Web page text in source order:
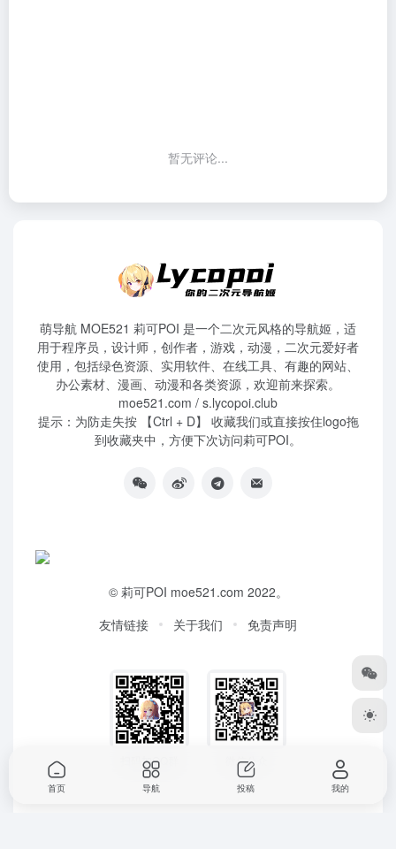
暂无评论...
萌导航 MOE521 莉可POI 是一个二次元风格的导航姬，适
用于程序员，设计师，创作者，游戏，动漫，二次元爱好者
使用，包括绿色资源、实用软件、在线工具、有趣的网站、
办公素材、漫画、动漫和各类资源，欢迎前来探索。
moe521.com / s.lycopoi.club
提示：为防走失按 【Ctrl + D】 收藏我们或直接按住logo拖
到收藏夹中，方便下次访问莉可POI。
© 莉可POI moe521.com 2022。
友情链接
关于我们 免责声明
扫码加QQ群 微信公众
首页 导航 投稿 我的